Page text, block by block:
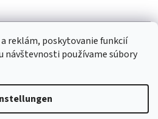
reklám, poskytovanie funkcií
návštevnosti používame súbory
SUCHEN